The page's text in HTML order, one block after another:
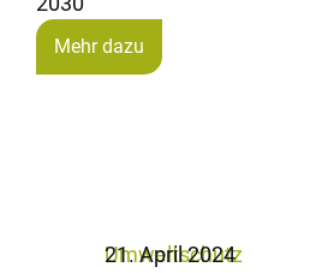
Mehr dazu
Umweltschutz
21. April 2024